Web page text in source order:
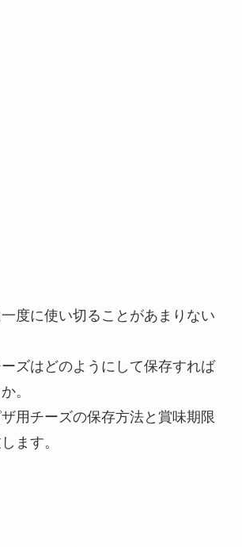
度に使い切ることがあまりない
ズはどのようにして保存すれば
。
用チーズの保存方法と賞味期限
ます。